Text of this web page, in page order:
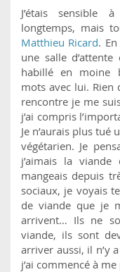
J’étais sensible
longtemps, mais
Matthieu Ricard.
une salle
habillé en moine
mots avec lui.
rencontre je me
j’ai compris
Je n’aurais plus tué
végétarien. Je
j’aimais la
mangeais depuis
sociaux, je voyais
de viande que je
arrivent… Ils ne
viande, ils sont
arriver aussi, il n’y
j’ai commencé à